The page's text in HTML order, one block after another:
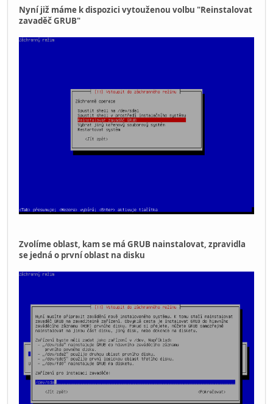
Nyní již máme k dispozici vytouženou volbu "Reinstalovat
zavaděč GRUB"
Zvolíme oblast, kam se má GRUB nainstalovat, zpravidla
se jedná o první oblast na disku